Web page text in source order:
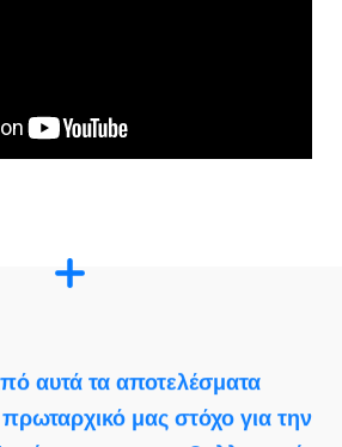
αυτά τα αποτελέσματα
μας στόχο για την